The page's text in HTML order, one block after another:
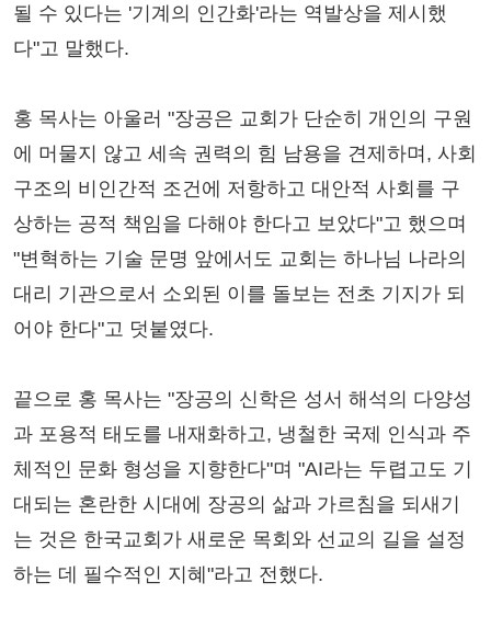
될 수 있다는 '기계의 인간화'라는 역발상을 제시했
다"고 말했다.
홍 목사는 아울러 "장공은 교회가 단순히 개인의 구원
에 머물지 않고 세속 권력의 힘 남용을 견제하며, 사회
구조의 비인간적 조건에 저항하고 대안적 사회를 구
상하는 공적 책임을 다해야 한다고 보았다"고 했으며
"변혁하는 기술 문명 앞에서도 교회는 하나님 나라의
대리 기관으로서 소외된 이를 돌보는 전초 기지가 되
어야 한다"고 덧붙였다.
끝으로 홍 목사는 "장공의 신학은 성서 해석의 다양성
과 포용적 태도를 내재화하고, 냉철한 국제 인식과 주
체적인 문화 형성을 지향한다"며 "AI라는 두렵고도 기
대되는 혼란한 시대에 장공의 삶과 가르침을 되새기
는 것은 한국교회가 새로운 목회와 선교의 길을 설정
하는 데 필수적인 지혜"라고 전했다.